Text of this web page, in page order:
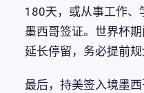
180天，或从事工作、
墨西哥签证。世界杯
延长停留，务必提前规
最后，持美签入境墨